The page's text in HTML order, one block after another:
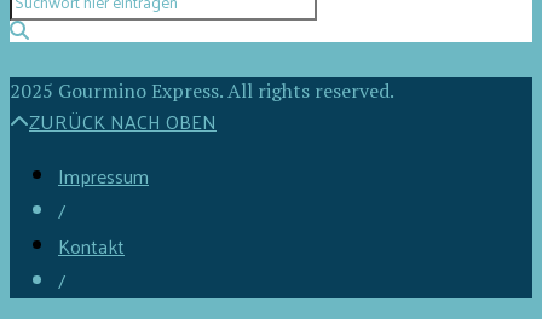
2025 Gourmino Express. All rights reserved.
ZURÜCK NACH OBEN
Impressum
/
Kontakt
/